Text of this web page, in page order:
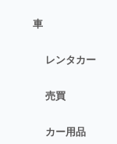
車
レンタカー
売買
カー用品